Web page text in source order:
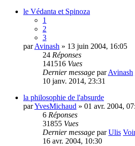
le Védanta et Spinoza
1
2
3
parAvinash » 13 juin 2004, 16:05
24 Réponses
141516 Vues
Dernier message parAvinash
10 janv. 2014, 23:31
la philosophie de l'absurde
parYvesMichaud » 01 avr. 2004,
6 Réponses
31855 Vues
Dernier message parUlis
16 avr. 2004, 10:30